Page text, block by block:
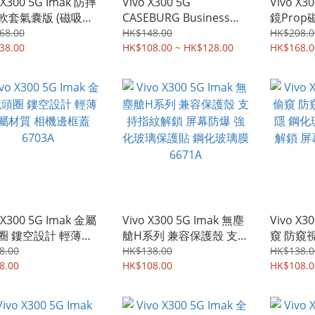
套氣囊版 (磁吸款)
套 手機軟殼Case
CASEBURG Business
Essentials 透明 磨沙黑
磁吸無線充電 軟邊硬底
0748A
HK$148.00
HK$108.00 ~ HK$128.00
鏡Prop
鏡蓋 鏡
全包 手
5G Imak 金屬
鏤空設計 輕薄金
相機邊框蓋
Vivo X300 5G Imak 無塵
艙H系列 兼容保護殼 支持
指紋解鎖 屏幕防爆 強化
玻璃保護貼 鋼化玻璃膜
HK$138.00
HK$108.00
Vivo
窺 防窺
鋼化玻
屏幕保